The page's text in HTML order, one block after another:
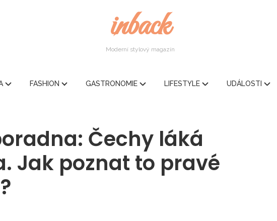
inback
Moderní stylový magazín
FASHION GASTRONOMIE LIFESTYLE UDÁLOSTI
Čechy láká
Jak poznat to pravé